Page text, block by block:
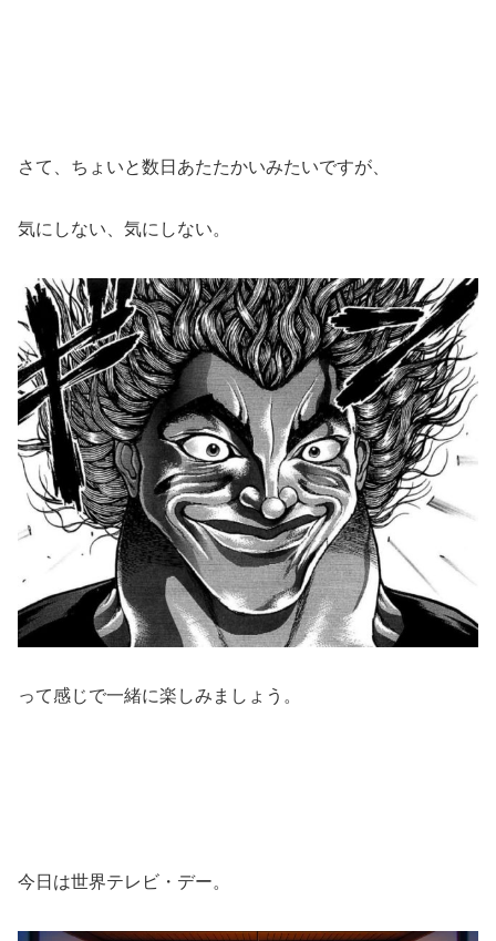
さて、ちょいと数日あたたかいみたいですが、
気にしない、気にしない。
って感じで一緒に楽しみましょう。
今日は世界テレビ・デー。